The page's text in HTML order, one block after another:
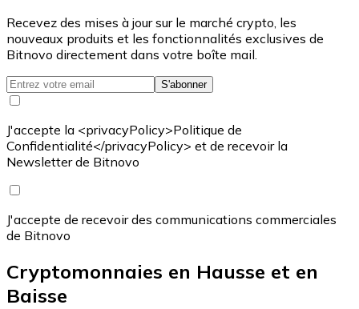
Recevez des mises à jour sur le marché crypto, les
nouveaux produits et les fonctionnalités exclusives de
Bitnovo directement dans votre boîte mail.
S'abonner
J'accepte la <privacyPolicy>Politique de
Confidentialité</privacyPolicy> et de recevoir la
Newsletter de Bitnovo
J'accepte de recevoir des communications commerciales
de Bitnovo
Cryptomonnaies en Hausse et en
Baisse